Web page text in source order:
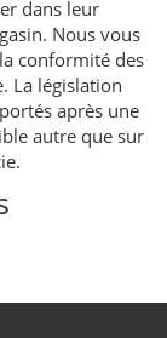
dans leur
Nous vous
conformité des
La législation
après une
autre que sur